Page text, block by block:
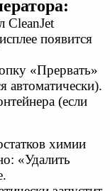
CleanJet
появится
«Прервать»
автоматически).
(если
химии
«Удалить